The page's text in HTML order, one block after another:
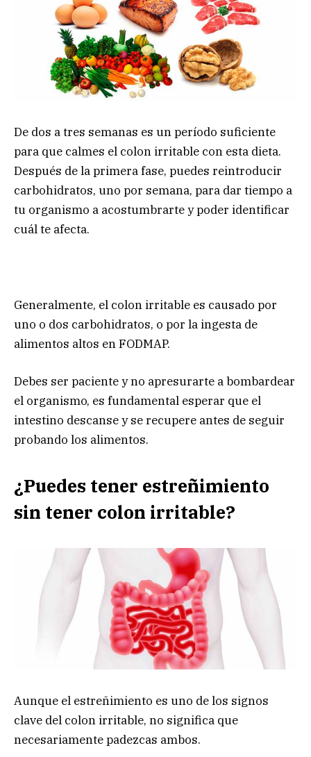
De dos a tres semanas es un período suficiente
para que calmes el colon irritable con esta dieta.
Después de la primera fase, puedes reintroducir
carbohidratos, uno por semana, para dar tiempo a
tu organismo a acostumbrarte y poder identificar
cuál te afecta.
Generalmente, el colon irritable es causado por
uno o dos carbohidratos, o por la ingesta de
alimentos altos en FODMAP.
Debes ser paciente y no apresurarte a bombardear
el organismo, es fundamental esperar que el
intestino descanse y se recupere antes de seguir
probando los alimentos.
¿Puedes tener estreñimiento
sin tener colon irritable?
Aunque el estreñimiento es uno de los signos
clave del colon irritable, no significa que
necesariamente padezcas ambos.